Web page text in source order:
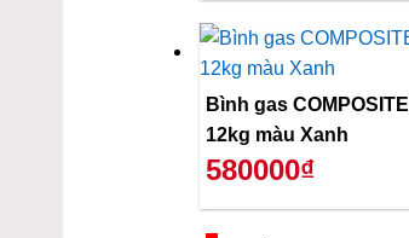
Bình gas COMPOSITE Miss
12kg màu Xanh
580000₫